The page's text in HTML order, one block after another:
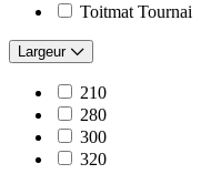
Toitmat Tournai
Largeur
210
280
300
320